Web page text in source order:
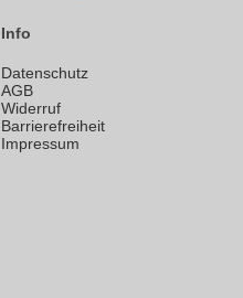
Info
Datenschutz
AGB
Widerruf
Barrierefreiheit
Impressum